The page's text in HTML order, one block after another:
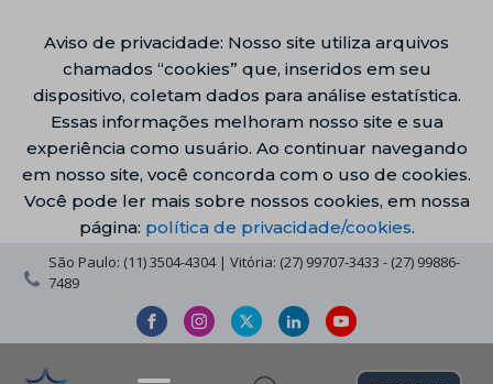
Aviso de privacidade: Nosso site utiliza arquivos
chamados “cookies” que, inseridos em seu
dispositivo, coletam dados para análise estatística.
Essas informações melhoram nosso site e sua
experiência como usuário. Ao continuar navegando
em nosso site, você concorda com o uso de cookies.
Você pode ler mais sobre nossos cookies, em nossa
página: política de privacidade/cookies.
São Paulo: (11) 3504-4304 | Vitória: (27) 99707-3433 - (27) 99886-
7489